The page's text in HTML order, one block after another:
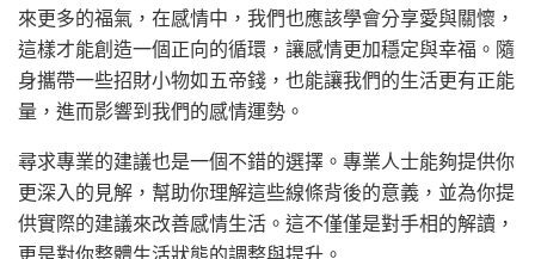
來更多的福氣，在感情中，我們也應該學會分享愛與關懷，
這樣才能創造一個正向的循環，讓感情更加穩定與幸福。隨
身攜帶一些招財小物如五帝錢，也能讓我們的生活更有正能
量，進而影響到我們的感情運勢。
尋求專業的建議也是一個不錯的選擇。專業人士能夠提供你
更深入的見解，幫助你理解這些線條背後的意義，並為你提
供實際的建議來改善感情生活。這不僅僅是對手相的解讀，
更是對你整體生活狀態的調整與提升。